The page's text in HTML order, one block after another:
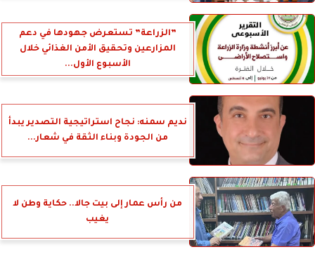
”الزراعة” تستعرض جهودها في دعم
المزارعين وتحقيق الأمن الغذائي خلال
الأسبوع الأول...
نديم سمنه: نجاح استراتيجية التصدير يبدأ
من الجودة وبناء الثقة في شعار...
من رأس عمار إلى بيت جالا.. حكاية وطن لا
يغيب